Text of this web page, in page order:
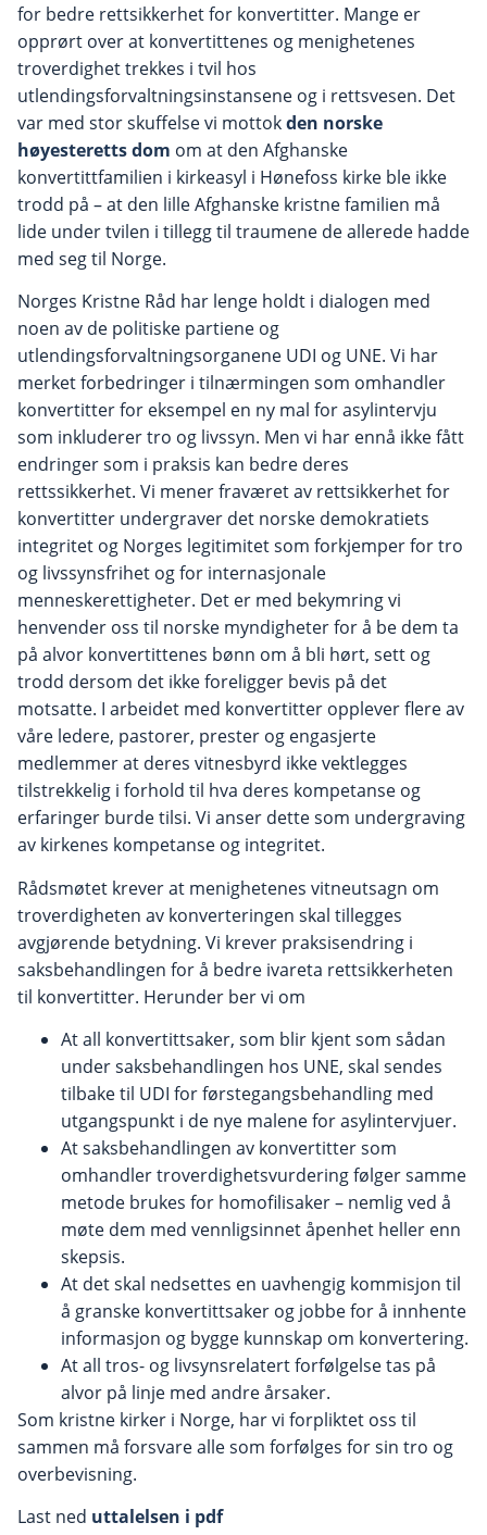
for bedre rettsikkerhet for konvertitter. Mange er
opprørt over at konvertittenes og menighetenes
troverdighet trekkes i tvil hos
utlendingsforvaltningsinstansene og i rettsvesen. Det
var med stor skuffelse vi mottokden norske
høyesteretts dom om at den Afghanske
konvertittfamilien i kirkeasyl i Hønefoss kirke ble ikke
trodd på – at den lille Afghanske kristne familien må
lide under tvilen i tillegg til traumene de allerede hadde
med seg til Norge.
Norges Kristne Råd har lenge holdt i dialogen med
noen av de politiske partiene og
utlendingsforvaltningsorganene UDI og UNE. Vi har
merket forbedringer i tilnærmingen som omhandler
konvertitter for eksempel en ny mal for asylintervju
som inkluderer tro og livssyn. Men vi har ennå ikke fått
endringer som i praksis kan bedre deres
rettssikkerhet. Vi mener fraværet av rettsikkerhet for
konvertitter undergraver det norske demokratiets
integritet og Norges legitimitet som forkjemper for tro
og livssynsfrihet og for internasjonale
menneskerettigheter. Det er med bekymring vi
henvender oss til norske myndigheter for å be dem ta
på alvor konvertittenes bønn om å bli hørt, sett og
trodd dersom det ikke foreligger bevis på det
motsatte. I arbeidet med konvertitter opplever flere av
våre ledere, pastorer, prester og engasjerte
medlemmer at deres vitnesbyrd ikke vektlegges
tilstrekkelig i forhold til hva deres kompetanse og
erfaringer burde tilsi. Vi anser dette som undergraving
av kirkenes kompetanse og integritet.
Rådsmøtet krever at menighetenes vitneutsagn om
troverdigheten av konverteringen skal tillegges
avgjørende betydning. Vi krever praksisendring i
saksbehandlingen for å bedre ivareta rettsikkerheten
til konvertitter. Herunder ber vi om
At all konvertittsaker, som blir kjent som sådan
under saksbehandlingen hos UNE, skal sendes
tilbake til UDI for førstegangsbehandling med
utgangspunkt i de nye malene for asylintervjuer.
At saksbehandlingen av konvertitter som
omhandler troverdighetsvurdering følger samme
metode brukes for homofilisaker – nemlig ved å
møte dem med vennligsinnet åpenhet heller enn
skepsis.
At det skal nedsettes en uavhengig kommisjon til
å granske konvertittsaker og jobbe for å innhente
informasjon og bygge kunnskap om konvertering.
At all tros- og livsynsrelatert forfølgelse tas på
alvor på linje med andre årsaker.
Som kristne kirker i Norge, har vi forpliktet oss til
sammen må forsvare alle som forfølges for sin tro og
overbevisning.
Last ned uttalelsen i pdf